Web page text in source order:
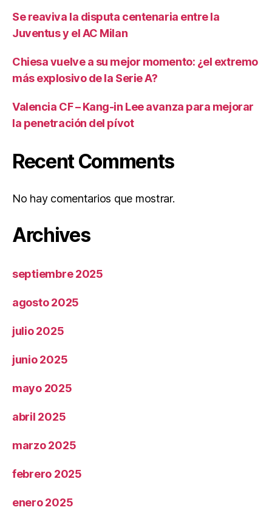
Se reaviva la disputa centenaria entre la
Juventus y el AC Milan
Chiesa vuelve a su mejor momento: ¿el extremo
más explosivo de la Serie A?
Valencia CF – Kang-in Lee avanza para mejorar
la penetración del pívot
Recent Comments
No hay comentarios que mostrar.
Archives
septiembre 2025
agosto 2025
julio 2025
junio 2025
mayo 2025
abril 2025
marzo 2025
febrero 2025
enero 2025